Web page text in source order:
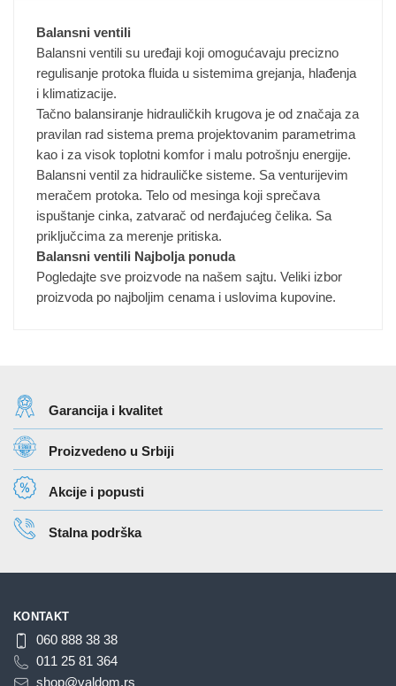
Opcije
mogu
biti
izabrane
na
stranici
Balansni ventili
Balansni ventili su uređaji koji omogućavaju precizno
regulisanje protoka fluida u sistemima grejanja, hlađenja
i klimatizacije.
Tačno balansiranje hidrauličkih krugova je od značaja za
pravilan rad sistema prema projektovanim parametrima
kao i za visok toplotni komfor i malu potrošnju energije.
Balansni ventil za hidrauličke sisteme. Sa venturijevim
meračem protoka. Telo od mesinga koji sprečava
ispuštanje cinka, zatvarač od nerđajućeg čelika. Sa
priključcima za merenje pritiska.
Balansni ventili Najbolja ponuda
Pogledajte sve proizvode na našem sajtu. Veliki izbor
proizvoda po najboljim cenama i uslovima kupovine.
Garancija i kvalitet
Proizvedeno u Srbiji
Akcije i popusti
Stalna podrška
KONTAKT
060 888 38 38
011 25 81 364
shop@valdom.rs